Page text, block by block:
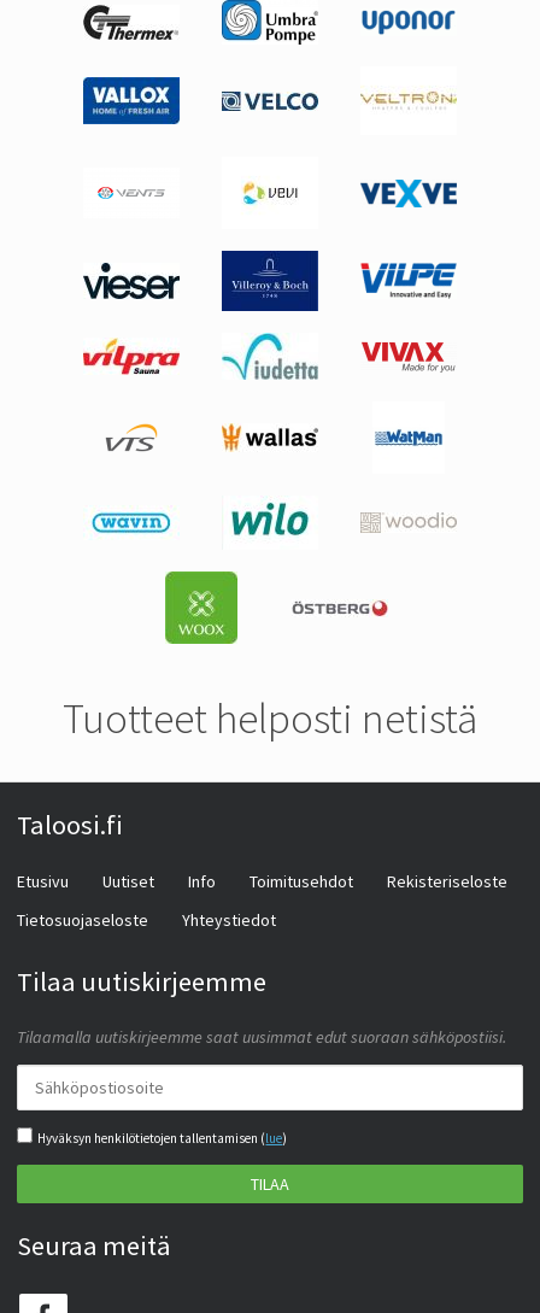
Tuotteet helposti netistä
Taloosi.fi
Etusivu Uutiset Info Toimitusehdot
Rekisteriseloste
Tietosuojaseloste
Yhteystiedot
Tilaa uutiskirjeemme
Tilaamalla uutiskirjeemme saat uusimmat edut suoraan sähköpostiisi.
Hyväksyn henkilötietojen tallentamisen (lue)
TILAA
Seuraa meitä